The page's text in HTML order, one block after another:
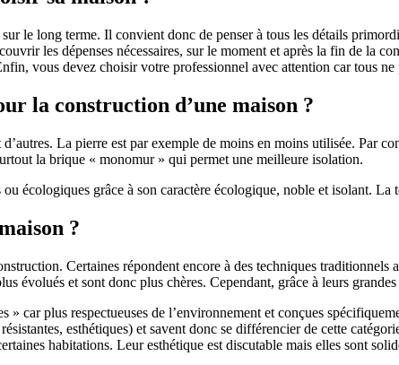
le long terme. Il convient donc de penser à tous les détails
les dépenses nécessaires, sur le moment et après la fin de la
vous devez choisir votre professionnel avec attention car tous
la construction d’une maison ?
La pierre est par exemple de moins en moins utilisée. Par
la brique « monomur » qui permet une meilleure isolation.
écologiques grâce à son caractère écologique, noble et isolant.
?
Certaines répondent encore à des techniques traditionnels
évolués et sont donc plus chères. Cependant, grâce à leurs
» car plus respectueuses de l’environnement et conçues
esthétiques) et savent donc se différencier de cette
habitations. Leur esthétique est discutable mais elles sont